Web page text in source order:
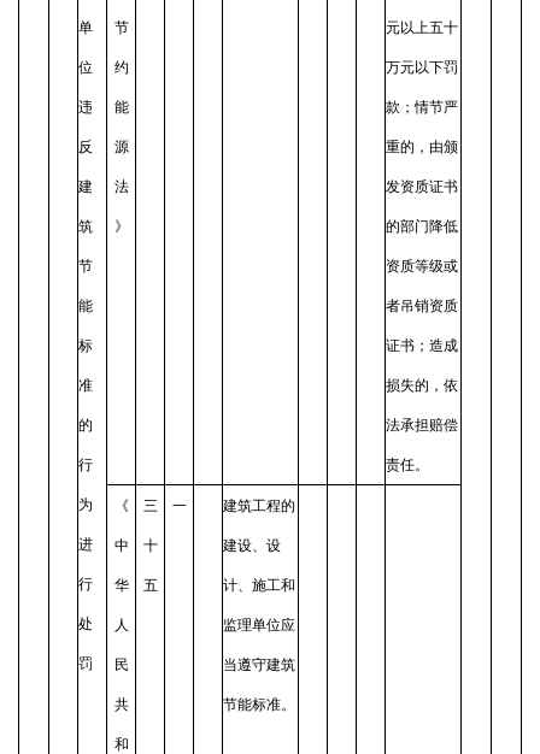
单
位
违
反
建
筑
节
能
标
准
的
行
为
进
行
处
罚
节
约
能
源
法
》
元以上五十
万元以下罚
款；情节严
重的，由颁
发资质证书
的部门降低
资质等级或
者吊销资质
证书；造成
损失的，依
法承担赔偿
责任。
《
中
华
人
民
共
和
三
十
五
一 建筑工程的
建设、设
计、施工和
监理单位应
当遵守建筑
节能标准。